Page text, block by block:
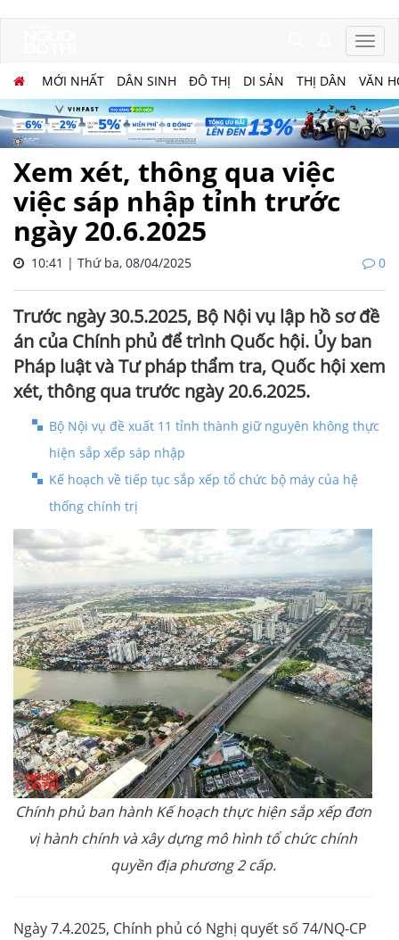
MỚI NHẤT DÂN SINH ĐÔ THỊ DI SẢN THỊ DÂN VĂN
Xem xét, thông qua việc
việc sáp nhập tỉnh trước
ngày 20.6.2025
10:41 | Thứ ba, 08/04/2025 0
Trước ngày 30.5.2025, Bộ Nội vụ lập hồ sơ đề
án của Chính phủ để trình Quốc hội. Ủy ban
Pháp luật và Tư pháp thẩm tra, Quốc hội xem
xét, thông qua trước ngày 20.6.2025.
Bộ Nội vụ đề xuất 11 tỉnh thành giữ nguyên không thực
hiện sắp xếp sáp nhập
Kế hoạch về tiếp tục sắp xếp tổ chức bộ máy của hệ
thống chính trị
Chính phủ ban hành Kế hoạch thực hiện sắp xếp đơn
vị hành chính và xây dựng mô hình tổ chức chính
quyền địa phương 2 cấp.
Ngày 7.4.2025, Chính phủ có Nghị quyết số 74/NQ-CP